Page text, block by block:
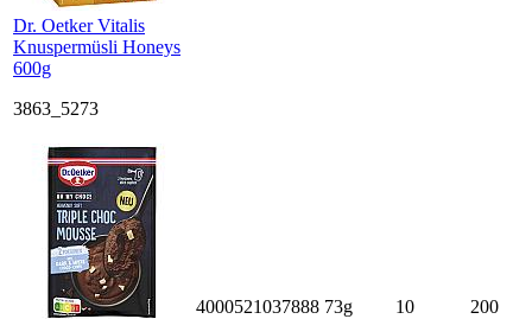
Dr. Oetker Vitalis
Knuspermüsli Honeys
600g
3863_5273
4000521037888 73g 10 200